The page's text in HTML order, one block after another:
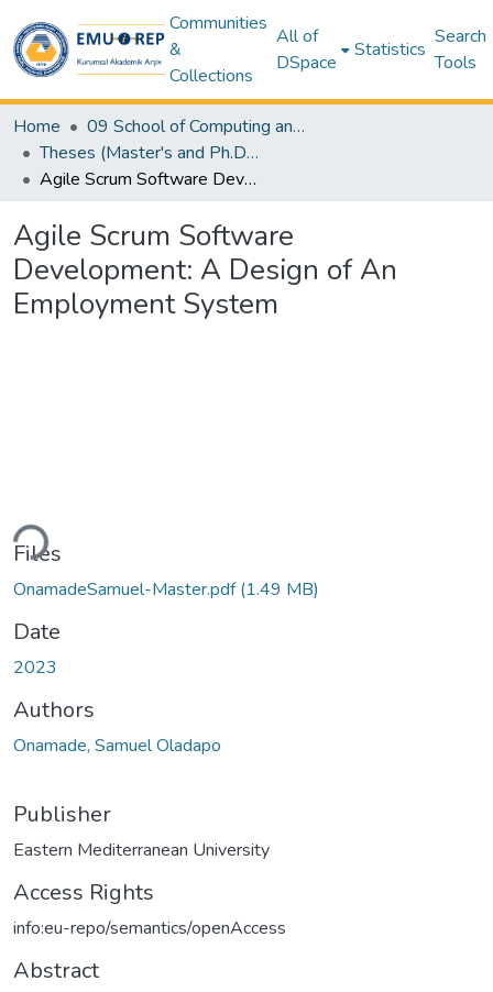
Communities
&
Collections
All of
DSpace
Statistics
Search
Tools
Home
09 School of Computing and Technology
Theses (Master's and Ph.D) – SCT
Agile Scrum Software Development: A Design of An Employment System
Agile Scrum Software
Development: A Design of An
Employment System
Loading...
Files
OnamadeSamuel-Master.pdf(1.49 MB)
Date
2023
Authors
Onamade, Samuel Oladapo
Publisher
Eastern Mediterranean University
Access Rights
info:eu-repo/semantics/openAccess
Abstract